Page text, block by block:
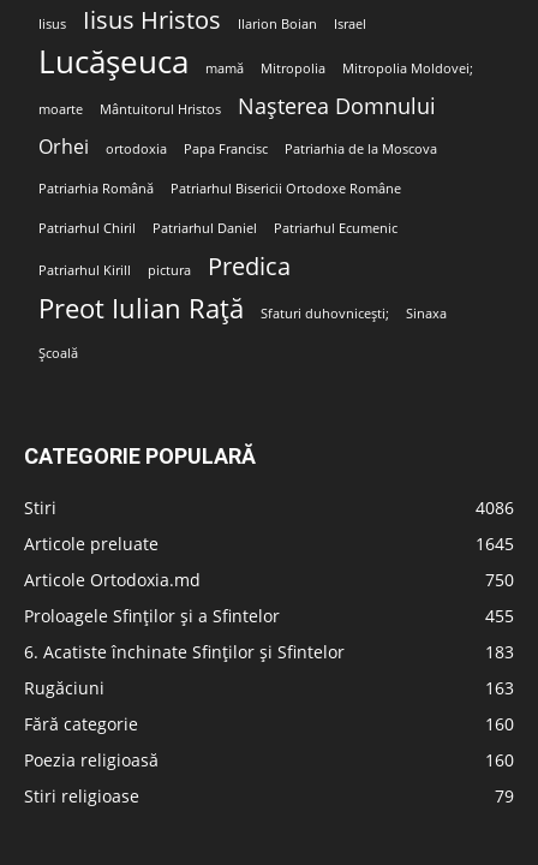
Iisus Iisus Hristos Ilarion Boian Israel
Lucășeuca mamă Mitropolia Mitropolia Moldovei;
moarte Mântuitorul Hristos Nașterea Domnului
Orhei ortodoxia Papa Francisc Patriarhia de la Moscova
Patriarhia Română Patriarhul Bisericii Ortodoxe Române
Patriarhul Chiril Patriarhul Daniel Patriarhul Ecumenic
Patriarhul Kirill pictura Predica
Preot Iulian Rață Sfaturi duhovnicești; Sinaxa
Școală
CATEGORIE POPULARĂ
Stiri
4086
Articole preluate
1645
Articole Ortodoxia.md
750
Proloagele Sfinților și a Sfintelor
455
6. Acatiste închinate Sfinților și Sfintelor
183
Rugăciuni
163
Fără categorie
160
Poezia religioasă
160
Stiri religioase
79